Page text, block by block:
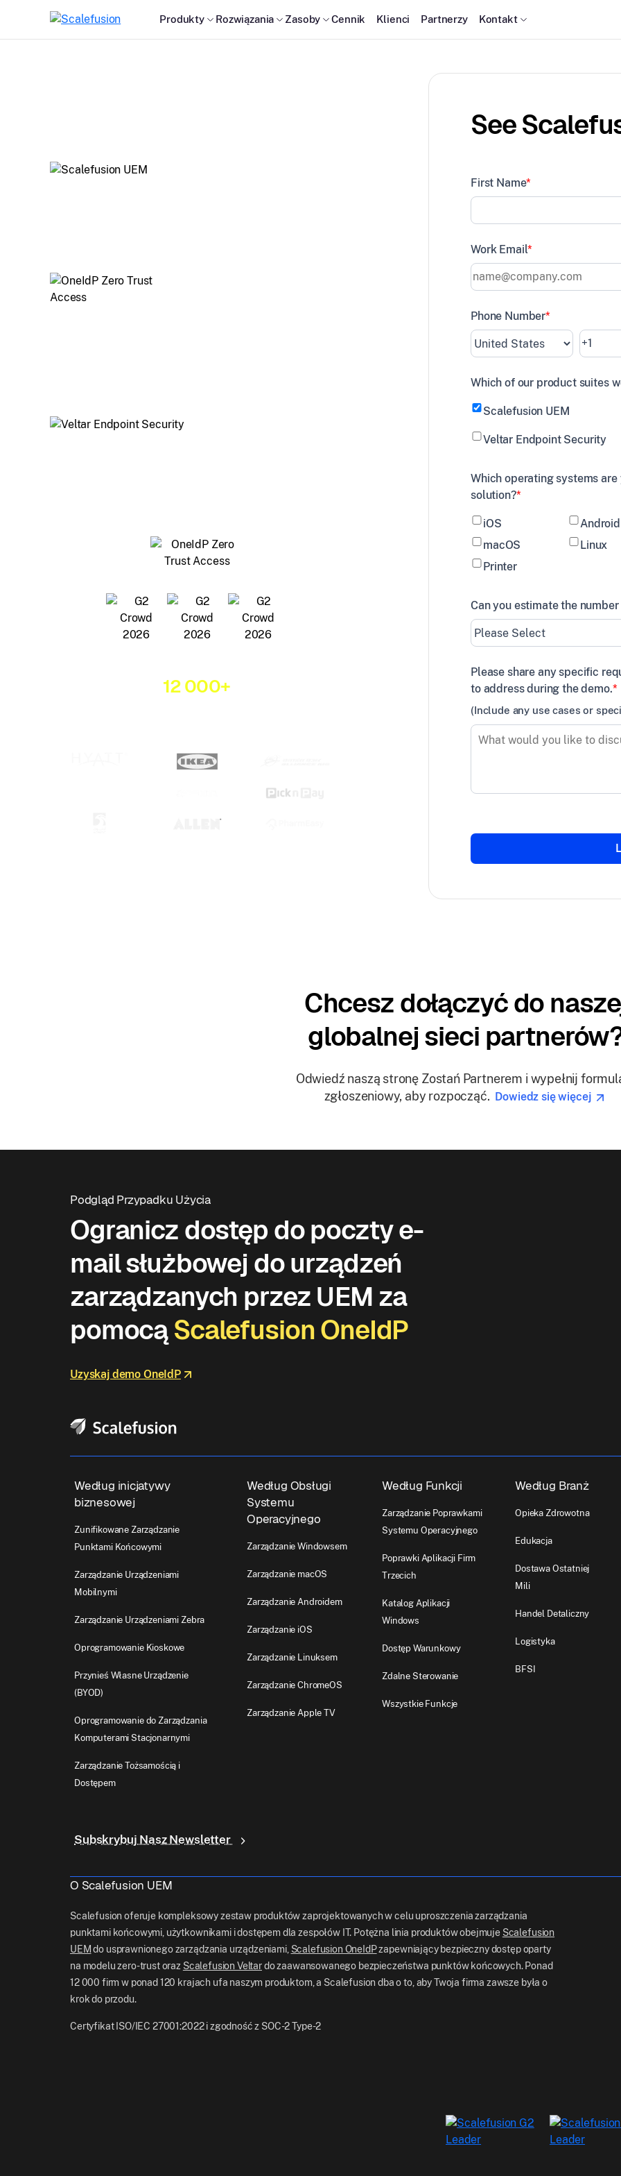
Produkty Rozwiązania Zasoby Cennik Klienci Partnerzy Kontakt
Przyznawaj dostęp do urządzeń na podstawie warunków,
12 000+
See
First Name*
Work Email*
Phone Number*
Which of our product suites
Scalefusion UEM
Veltar Endpoint Security
Which operating systems
solution?*
iOS Android
macOS
Linux
Printer
Can you estimate the
Please share any specific
to address during the demo.*
(Include any use cases or
Chcesz dołączyć do
globalnej sieci
Odwiedź naszą stronę Zostań Partnerem i wypełnij
zgłoszeniowy, aby rozpocząć. Dowiedz się więcej
Podgląd Przypadku Użycia
Ogranicz dostęp do poczty e-
mail służbowej do urządzeń
zarządzanych przez UEM za
pomocąScalefusion OneIdP
Uzyskaj demo OneIdP
Według inicjatywy
biznesowej
Zunifikowane Zarządzanie
Punktami Końcowymi
Zarządzanie Urządzeniami
Mobilnymi
Zarządzanie Urządzeniami Zebra
Oprogramowanie Kioskowe
Przynieś Własne Urządzenie
(BYOD)
Oprogramowanie do Zarządzania
Komputerami Stacjonarnymi
Zarządzanie Tożsamością i
Dostępem
Według Obsługi
Systemu
Operacyjnego
Zarządzanie Windowsem
Zarządzanie macOS
Zarządzanie Androidem
Zarządzanie iOS
Zarządzanie Linuksem
Zarządzanie ChromeOS
Zarządzanie Apple TV
Według Funkcji
Zarządzanie Poprawkami
Systemu Operacyjnego
Poprawki Aplikacji Firm
Trzecich
Katalog Aplikacji
Windows
Dostęp Warunkowy
Zdalne Sterowanie
Wszystkie Funkcje
Według Branż
Opieka Zdrowotna
Edukacja
Dostawa Ostatniej
Mili
Handel Detaliczny
Logistyka
BFSI
Subskrybuj Nasz Newsletter
O Scalefusion UEM
Scalefusion oferuje kompleksowy zestaw produktów zaprojektowanych w celu uproszczenia zarządzania
punktami końcowymi, użytkownikami i dostępem dla zespołów IT. Potężna linia produktów obejmuje Scalefusion
UEM do usprawnionego zarządzania urządzeniami, Scalefusion OneIdPzapewniający bezpieczny dostęp oparty
na modelu zero-trust oraz Scalefusion Veltardo zaawansowanego bezpieczeństwa punktów końcowych. Ponad
12 000 firm w ponad 120 krajach ufa naszym produktom, a Scalefusion dba o to, aby Twoja firma zawsze była o
krok do przodu.
Certyfikat ISO/IEC 27001:2022 i zgodność z SOC-2 Type-2